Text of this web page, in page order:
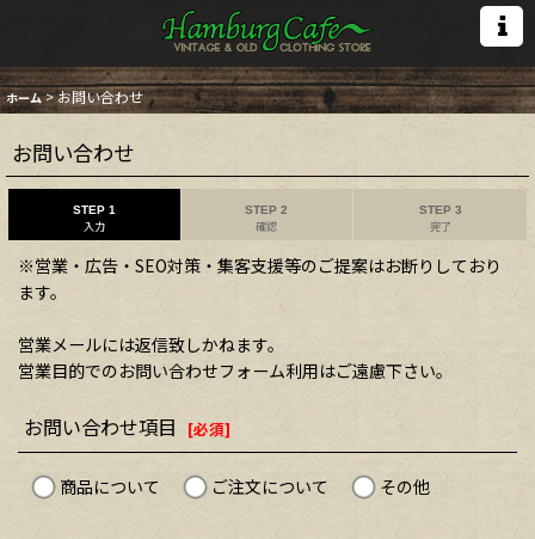
ホーム >お問い合わせ
お問い合わせ
STEP 1
入力
STEP 2
確認
STEP 3
完了
※営業・広告・SEO対策・集客支援等のご提案はお断りしており
ます。
営業メールには返信致しかねます。
営業目的でのお問い合わせフォーム利用はご遠慮下さい。
お問い合わせ項目 [必須]
商品について ご注文について その他